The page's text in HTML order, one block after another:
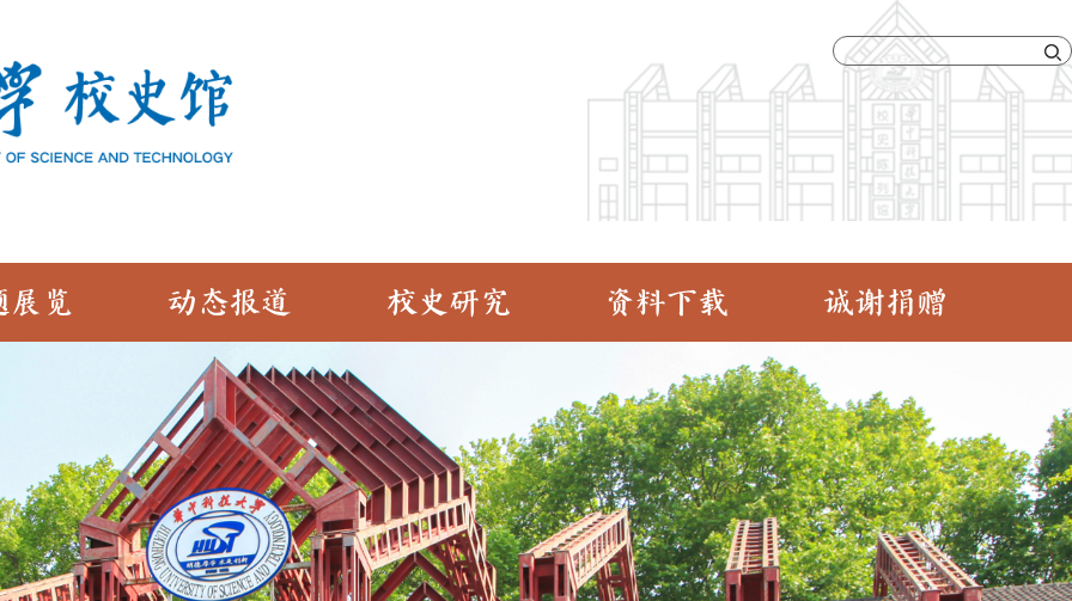
展览 动态报道 校史研究 资料下载 诚谢捐赠